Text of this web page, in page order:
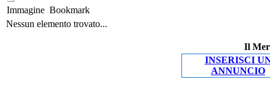
Immagine Bookmark
Nessun elemento trovato...
Il
INSERISCI
ANNUNCIO